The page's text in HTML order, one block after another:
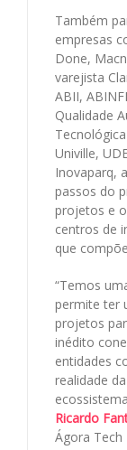
Também
empresas
Done,
varejista
ABII,
Qualidade
Univille,
Inovaparq,
passos do
projetos e
centros de
que
“Temos
permite ter
projetos
inédito
entidades
realidade
Ricardo
Ágora Tech